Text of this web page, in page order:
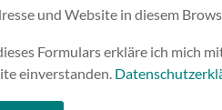
und Website in diesem
Formulars erkläre ich mich
einverstanden.